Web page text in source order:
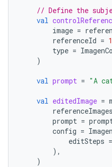
// Define the
val
image =
referenceId = 1
type =
)
val prompt = "A
val editedImage =
referenceImages
prompt =
config =
editSteps =
),
)